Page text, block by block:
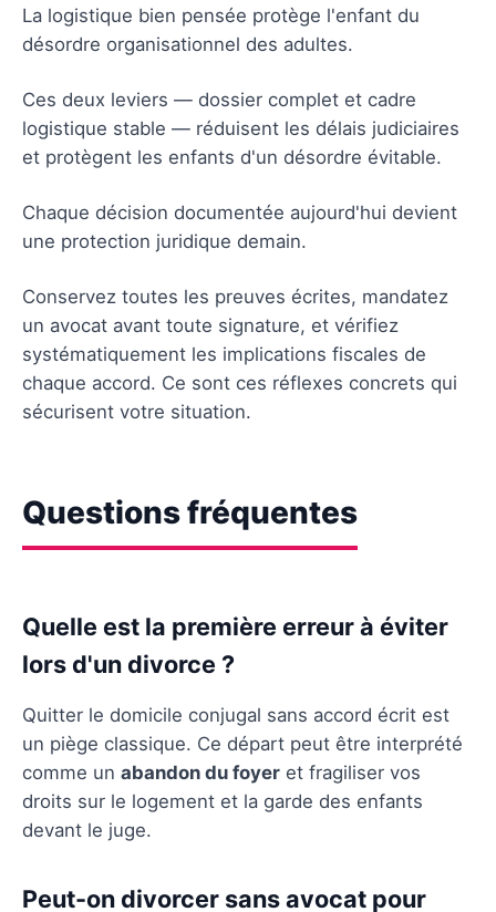
La logistique bien pensée protège l'enfant du
désordre organisationnel des adultes.
Ces deux leviers — dossier complet et cadre
logistique stable — réduisent les délais judiciaires
et protègent les enfants d'un désordre évitable.
Chaque décision documentée aujourd'hui devient
une protection juridique demain.
Conservez toutes les preuves écrites, mandatez
un avocat avant toute signature, et vérifiez
systématiquement les implications fiscales de
chaque accord. Ce sont ces réflexes concrets qui
sécurisent votre situation.
Questions fréquentes
Quelle est la première erreur à éviter
lors d'un divorce ?
Quitter le domicile conjugal sans accord écrit est
un piège classique. Ce départ peut être interprété
comme un abandon du foyer et fragiliser vos
droits sur le logement et la garde des enfants
devant le juge.
Peut-on divorcer sans avocat pour